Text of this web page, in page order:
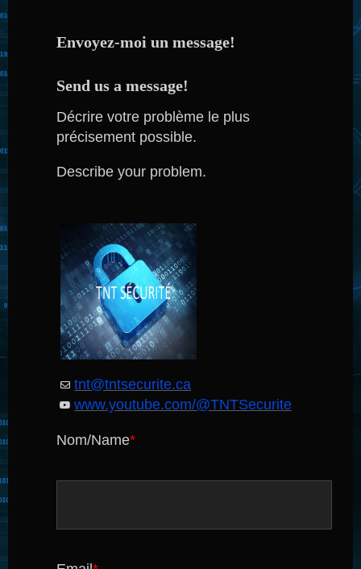
Envoyez-moi un message!
Send us a message!
Décrire votre problème le plus
précisement possible.
Describe your problem.
tnt@tntsecurite.ca
www.youtube.com/@TNTSecurite
Nom/Name*